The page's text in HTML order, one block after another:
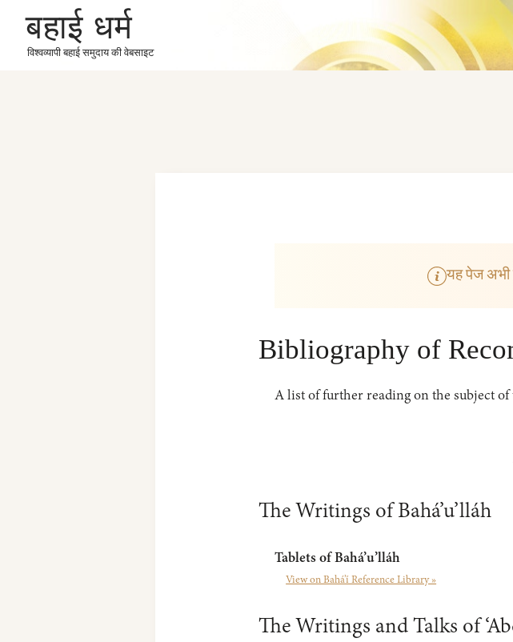
बहाई धर्म
विश्वव्यापी बहाई समुदाय की वेबसाइट
यह पेज अभी
Bibliography of
A list of further reading on the subject
The Writings of Bahá’u’lláh
Tablets of Bahá’u’lláh
View on Bahá’í Reference Library »
The Writings and Talks of